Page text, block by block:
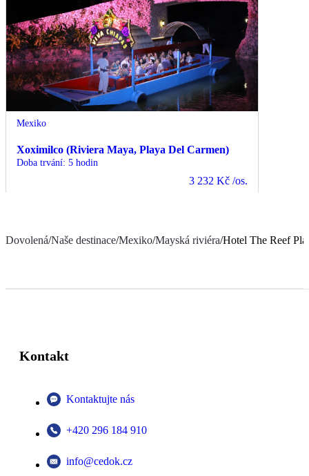
Mexiko
Xoximilco (Riviera Maya, Playa Del Carmen)
Doba trvání: 5 hodin
3 232 Kč /os.
Dovolená/Naše destinace/Mexiko/Mayská riviéra/Hotel The Reef
Kontakt
Kontaktujte nás
+420 296 184 910
info@cedok.cz